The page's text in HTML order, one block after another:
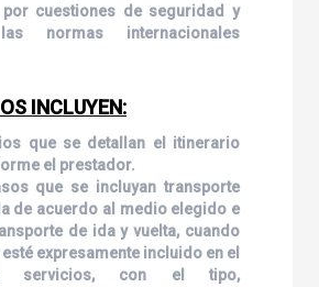
por cuestiones de seguridad y
normas internacionales
INCLUYEN:
que se detallan el itinerario
el prestador.
que se incluyan transporte
de acuerdo al medio elegido e
de ida y vuelta, cuando
expresamente incluido en el
servicios, con el tipo,